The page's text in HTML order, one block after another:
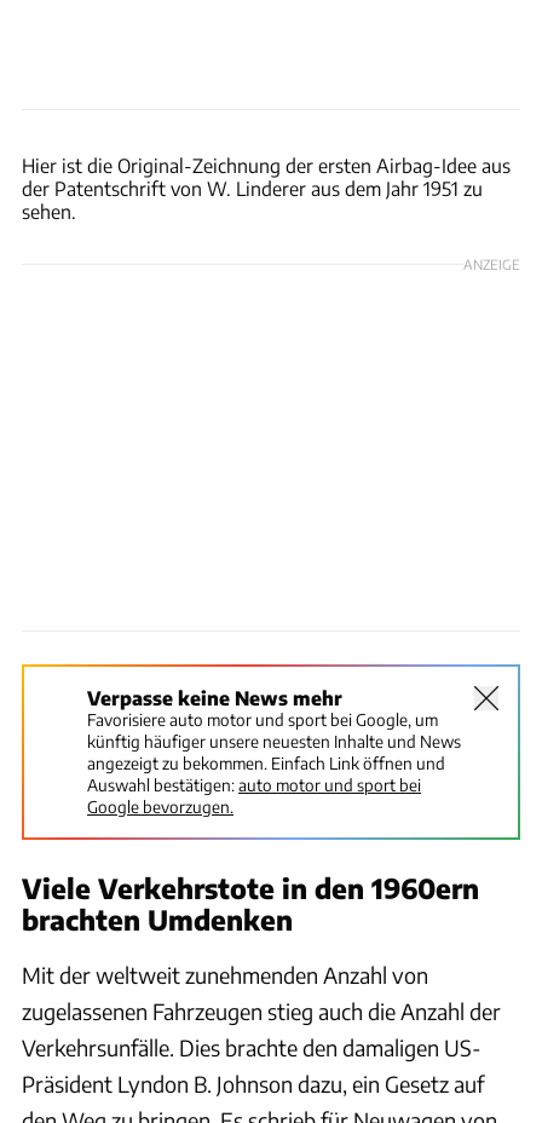
Hier ist die Original-Zeichnung der ersten Airbag-Idee aus
der Patentschrift von W. Linderer aus dem Jahr 1951 zu
sehen.
ANZEIGE
Verpasse keine News mehr
Favorisiere auto motor und sport bei Google, um
künftig häufiger unsere neuesten Inhalte und News
angezeigt zu bekommen. Einfach Link öffnen und
Auswahl bestätigen:auto motor und sport bei
Google bevorzugen.
Viele Verkehrstote in den 1960ern
brachten Umdenken
Mit der weltweit zunehmenden Anzahl von
zugelassenen Fahrzeugen stieg auch die Anzahl der
Verkehrsunfälle. Dies brachte den damaligen US-
Präsident Lyndon B. Johnson dazu, ein Gesetz auf